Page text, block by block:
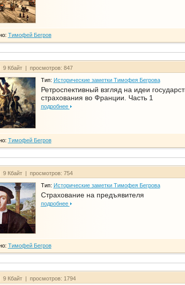
Тимофей Бегров
9 Кбайт | просмотров: 847
Тип: Исторические заметки Тимофея Бегрова
Ретроспективный взгляд на идеи
страхования во Франции. Часть 1
подробнее
Тимофей Бегров
9 Кбайт | просмотров: 754
Тип: Исторические заметки Тимофея Бегрова
Страхование на предъявителя
подробнее
Тимофей Бегров
9 Кбайт | просмотров: 1794